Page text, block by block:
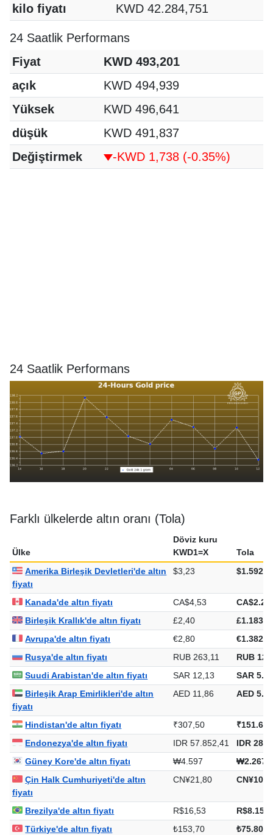
kilo fiyatı
KWD 42.284,751
24 Saatlik Performans
Fiyat
KWD 493,201
açık
KWD 494,939
Yüksek
KWD 496,641
düşük
KWD 491,837
Değiştirmek
-KWD 1,738 (-0.35%)
24 Saatlik Performans
Farklı ülkelerde altın oranı (Tola)
Ülke
Döviz kuru
KWD1=X
Tola
Amerika Birleşik Devletleri'de altın
fiyatı
$3,23
Kanada'de altın fiyatı CA$4,53
Birleşik Krallık'de altın fiyatı
£2,40
Avrupa'de altın fiyatı
€2,80
Rusya'de altın fiyatı
RUB 263,11
RUB
Suudi Arabistan'de altın fiyatı
SAR 12,13
SAR
Birleşik Arap Emirlikleri'de altın
fiyatı
AED 11,86 AED
Hindistan'de altın fiyatı ₹307,50
Endonezya'de altın fiyatı
IDR 57.852,41
IDR
Güney Kore'de altın fiyatı
₩4.597
Çin Halk Cumhuriyeti'de altın
fiyatı
CN¥21,80
Brezilya'de altın fiyatı R$16,53
Türkiye'de altın fiyatı
₺153,70